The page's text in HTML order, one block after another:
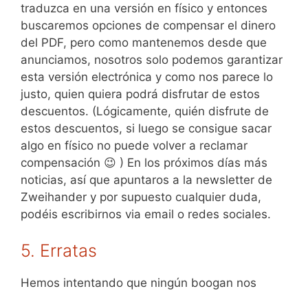
traduzca en una versión en físico y entonces
buscaremos opciones de compensar el dinero
del PDF, pero como mantenemos desde que
anunciamos, nosotros solo podemos garantizar
esta versión electrónica y como nos parece lo
justo, quien quiera podrá disfrutar de estos
descuentos. (Lógicamente, quién disfrute de
estos descuentos, si luego se consigue sacar
algo en físico no puede volver a reclamar
compensación 😉 ) En los próximos días más
noticias, así que apuntaros a la newsletter de
Zweihander y por supuesto cualquier duda,
podéis escribirnos via email o redes sociales.
5. Erratas
Hemos intentando que ningún boogan nos